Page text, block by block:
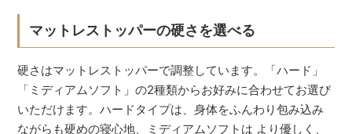
マットレストッパーの硬さを選べる
硬さはマットレストッパーで調整しています。「ハード」
「ミディアムソフト」の2種類からお好みに合わせてお選び
いただけます。ハードタイプは、身体をふんわり包み込み
ながらも硬めの寝心地、ミディアムソフトは より優しく、